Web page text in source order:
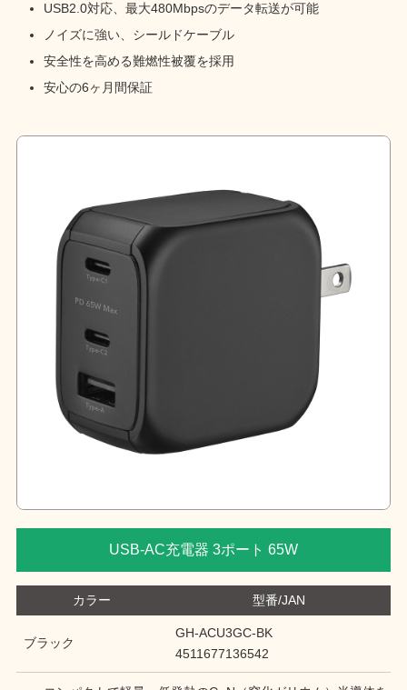
USB2.0対応、最大480Mbpsのデータ転送が可能
ノイズに強い、シールドケーブル
安全性を高める難燃性被覆を採用
安心の6ヶ月間保証
USB-AC充電器 3ポート 65W
カラー 型番/JAN
ブラック
GH-ACU3GC-BK
4511677136542